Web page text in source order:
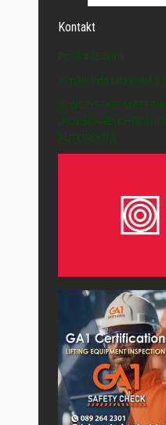
Kontakt
Polska-IE.com
e-mail: info (at) polska-
© WSZYSTKIE
„POLSKA-IE”
AUTORSKIM.